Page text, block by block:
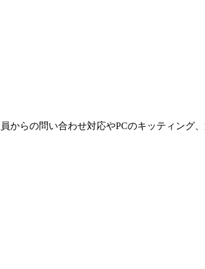
からの問い合わせ対応やPCのキッティング